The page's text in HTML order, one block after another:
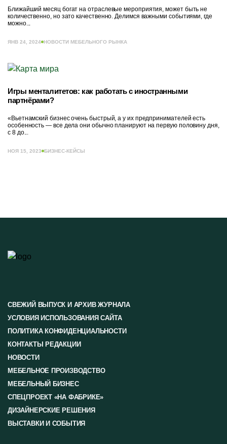
Ближайший месяц богат на отраслевые мероприятия, может быть не
количественно, но зато качественно. Делимся важными событиями, где
можно...
ЯНВ 24, 2024 НОВОСТИ МЕБЕЛЬНОГО РЫНКА
Игры менталитетов: как работать с иностранными
партнёрами?
«Вьетнамский бизнес очень быстрый, а у их предпринимателей есть
особенность — все дела они обычно планируют на первую половину дня,
с 8 до...
НОЯ 15, 2023 БИЗНЕС-КЕЙСЫ
СВЕЖИЙ ВЫПУСК И АРХИВ ЖУРНАЛА
УСЛОВИЯ ИСПОЛЬЗОВАНИЯ САЙТА
ПОЛИТИКА КОНФИДЕНЦИАЛЬНОСТИ
КОНТАКТЫ РЕДАКЦИИ
НОВОСТИ
МЕБЕЛЬНОЕ ПРОИЗВОДСТВО
МЕБЕЛЬНЫЙ БИЗНЕС
СПЕЦПРОЕКТ «НА ФАБРИКЕ»
ДИЗАЙНЕРСКИЕ РЕШЕНИЯ
ВЫСТАВКИ И СОБЫТИЯ